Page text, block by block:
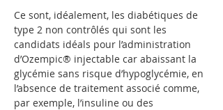
Ce sont, idéalement, les diabétiques de
type 2 non contrôlés qui sont les
candidats idéals pour l’administration
d’Ozempic® injectable car abaissant la
glycémie sans risque d’hypoglycémie, en
l’absence de traitement associé comme,
par exemple, l’insuline ou des